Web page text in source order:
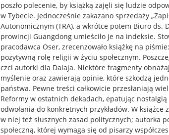
poszło polecenie, by książką zajęli się ludzie
w Tybecie. Jednocześnie zakazano sprzedaży
Autonomicznym (TRA), a wkrótce potem Biuro ds.
prowincji Guangdong umieściło je na indeksie.
pracodawca Oser, zrecenzowało książkę na
pozytywną rolę religii w życiu społecznym.
czci autorki dla Dalaja. Niektóre fragmenty
myślenie oraz zawierają opinie, które szkodzą
państwa. Pewne treści całkowicie przesłaniają
Reformy w ostatnich dekadach, epatując
odwołania do konkretnych przykładów. W książce
w niej też słusznych zasad politycznych; autorka
społeczną, której wymaga się od pisarzy